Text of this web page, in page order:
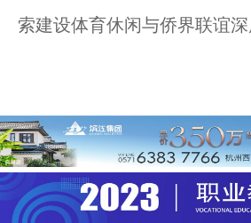
索建设体育休闲与侨界联谊